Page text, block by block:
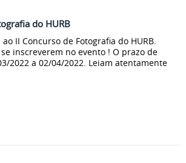
do HURB
II Concurso de Fotografia do HURB.
inscreverem no evento ! O prazo de
2022 a 02/04/2022. Leiam atentamente